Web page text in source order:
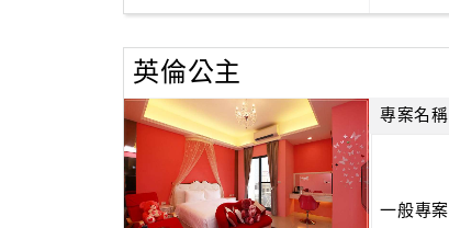
英倫公主
專案名稱
一般專案